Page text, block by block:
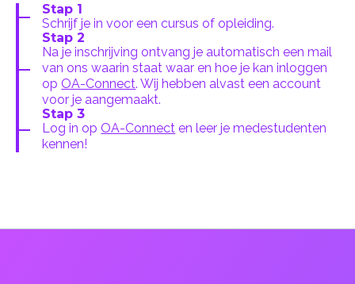
Stap 1
Schrijf je in voor een cursus of opleiding.
Stap 2
Na je inschrijving ontvang je automatisch een mail
van ons waarin staat waar en hoe je kan inloggen
op OA-Connect. Wij hebben alvast een account
voor je aangemaakt.
Stap 3
Log in op OA-Connect en leer je medestudenten
kennen!